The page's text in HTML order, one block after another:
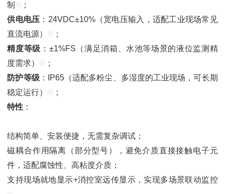
制
；
供电电压 ：24VDC±10%（宽电压输入，适配工业现场常见
直流电源）
；
精度等级 ：±1%FS（满足消箱、水池等场景的液位监测精
度需求）
；
防护等级：IP65（适配多粉尘、多湿度的工业现场，可长期
稳定运行）
；
特性 ：
结构简单、安装便捷，无需复杂调试；
磁耦合作用隔离（部分型号），避免介质直接接触电子元
件，适配腐蚀性、高粘度介质；
支持现场就地显示+消控室远传显示，实现多场景联动监控